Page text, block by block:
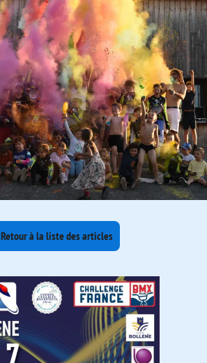
Retour à la liste des articles